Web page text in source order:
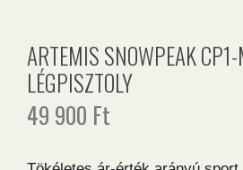
ARTEMIS SNOWPEAK
LÉGPISZTOLY
49 900 Ft